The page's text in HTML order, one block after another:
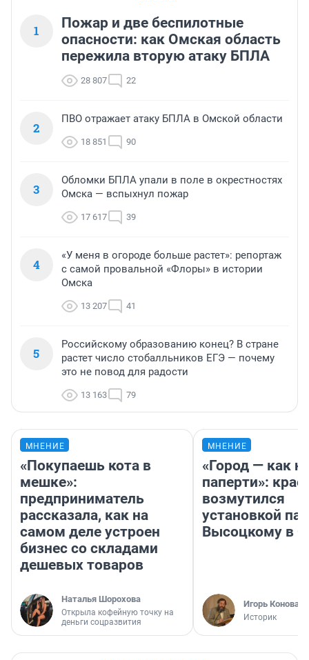
1
Пожар и две беспилотные
опасности: как Омская область
пережила вторую атаку БПЛА
28 807 22
2
ПВО отражает атаку БПЛА в Омской области
18 851 90
3
Обломки БПЛА упали в поле в окрестностях
Омска — вспыхнул пожар
17 617 39
4
«У меня в огороде больше растет»: репортаж
с самой провальной «Флоры» в истории
Омска
13 207 41
5
Российскому образованию конец? В стране
растет число стобалльников ЕГЭ — почему
это не повод для радости
13 163 79
МНЕНИЕ
«Покупаешь кота в
мешке»:
предприниматель
рассказала, как на
самом деле устроен
бизнес со складами
дешевых товаров
Наталья Шорохова
Открыла кофейную точку на
деньги соцразвития
МНЕНИЕ
«Город — как
паперти»:
возмутился
установкой
Высоцкому в
Игорь
Историк